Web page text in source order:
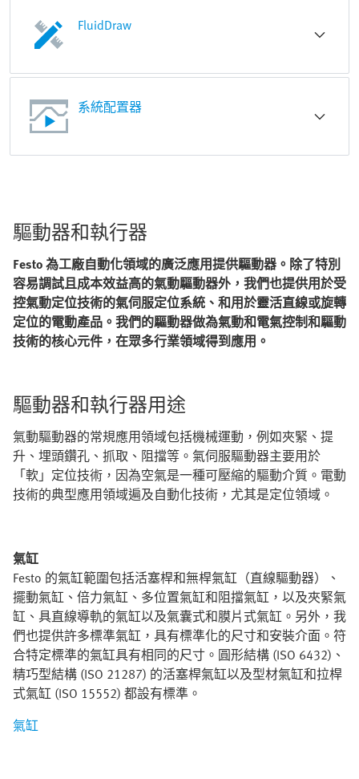
FluidDraw
系統配置器
驅動器和執行器
Festo 為工廠自動化領域的廣泛應用提供驅動器。除了特別
容易調試且成本效益高的氣動驅動器外，我們也提供用於受
控氣動定位技術的氣伺服定位系統、和用於靈活直線或旋轉
定位的電動產品。我們的驅動器做為氣動和電氣控制和驅動
技術的核心元件，在眾多行業領域得到應用。
驅動器和執行器用途
氣動驅動器的常規應用領域包括機械運動，例如夾緊、提
升、埋頭鑽孔、抓取、阻擋等。氣伺服驅動器主要用於
「軟」定位技術，因為空氣是一種可壓縮的驅動介質。電動
技術的典型應用領域遍及自動化技術，尤其是定位領域。
氣缸
Festo 的氣缸範圍包括活塞桿和無桿氣缸（直線驅動器）、
擺動氣缸、倍力氣缸、多位置氣缸和阻擋氣缸，以及夾緊氣
缸、具直線導軌的氣缸以及氣囊式和膜片式氣缸。另外，我
們也提供許多標準氣缸，具有標準化的尺寸和安裝介面。符
合特定標準的氣缸具有相同的尺寸。圓形結構 (ISO 6432)、
精巧型結構 (ISO 21287) 的活塞桿氣缸以及型材氣缸和拉桿
式氣缸 (ISO 15552) 都設有標準。
氣缸